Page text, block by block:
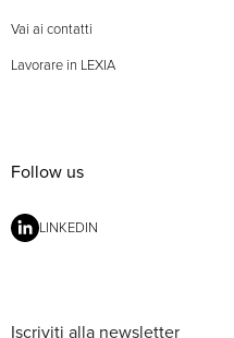
Vai ai contatti
Lavorare in LEXIA
Follow us
LINKEDIN
Iscriviti alla newsletter